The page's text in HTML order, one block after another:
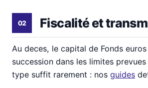
Fiscalité et
Au deces, le capital de Fonds
succession dans les limites
type suffit rarement : nos guides